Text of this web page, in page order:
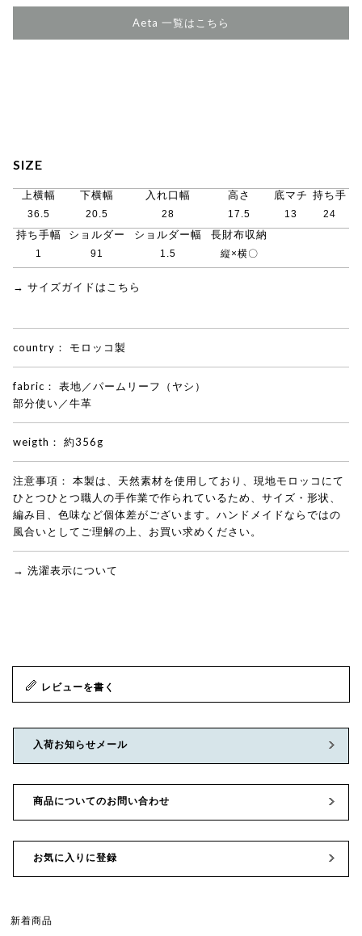
Aeta 一覧はこちら
SIZE
上横幅 下横幅 入れ口幅 高さ 底マチ 持ち手
36.5 20.5 28 17.5 13 24
持ち手幅 ショルダー ショルダー幅 長財布収納
1 91 1.5 縦×横〇
→ サイズガイドはこちら
country： モロッコ製
fabric：
表地／パームリーフ（ヤシ）
部分使い／牛革
weigth： 約356g
注意事項：
本製は、天然素材を使用しており、現地モロッコにて
ひとつひとつ職人の手作業で作られているため、サイズ・形状、
編み目、色味など個体差がございます。ハンドメイドならではの
風合いとしてご理解の上、お買い求めください。
→ 洗濯表示について
レビューを書く
入荷お知らせメール
商品についてのお問い合わせ
お気に入りに登録
新着商品